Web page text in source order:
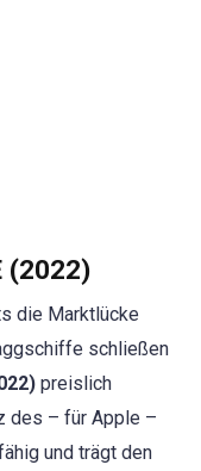
(2022)
die Marktlücke
schließen
preislich
des – für Apple –
und trägt den